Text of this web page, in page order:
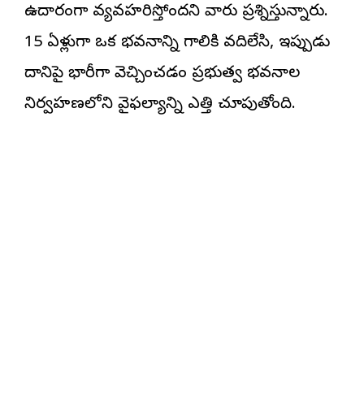
ఉదారంగా వ్యవహరిస్తోందని వారు ప్రశ్నిస్తున్నారు.
15 ఏళ్లుగా ఒక భవనాన్ని గాలికి వదిలేసి, ఇప్పుడు
దానిపై భారీగా వెచ్చించడం ప్రభుత్వ భవనాల
నిర్వహణలోని వైఫల్యాన్ని ఎత్తి చూపుతోంది.